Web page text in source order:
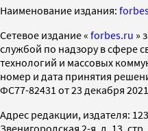
Наименование издания:
Cетевое издание « forbes.ru »
службой по надзору в сфере
технологий и массовых
номер и дата принятия
ФС77-82431 от 23 декабря 2021
Адрес редакции, издателя:
Звенигородская 2-я, д. 13, стр.